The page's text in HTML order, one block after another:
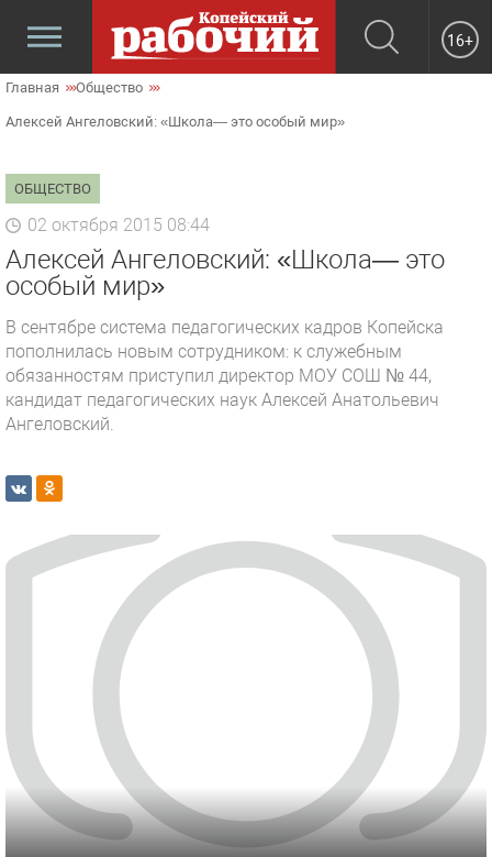
16+
Главная Общество
Алексей Ангеловский: «Школа— это особый мир»
ОБЩЕСТВО
02 октября 2015 08:44
Алексей Ангеловский: «Школа— это
особый мир»
В сентябре система педагогических кадров Копейска
пополнилась новым сотрудником: к служебным
обязанностям приступил директор МОУ СОШ № 44,
кандидат педагогических наук Алексей Анатольевич
Ангеловский.